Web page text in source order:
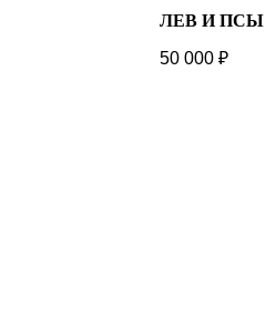
ЛЕВ И ПСЫ
50 000 ₽